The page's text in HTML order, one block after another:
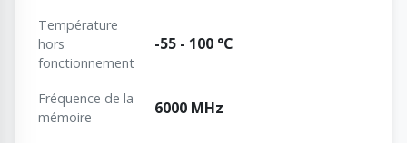
Température
hors
fonctionnement
-55 - 100 °C
Fréquence de la
mémoire
6000 MHz